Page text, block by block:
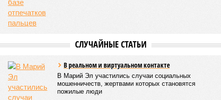
среди детей, находившихся в оздоровительных
учреждениях.
контроль качества воды и готовой продукции: из всех
1,9%) были зафиксированы отклонения по
микробиологическим показателям; также одно готовое
блюдо не соответствовало установленным нормам по
показателю калорийности.